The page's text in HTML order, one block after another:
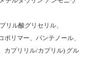
リル酸グリセリル、
リマー、パンテノール、
カプリリル/カプリル) グル